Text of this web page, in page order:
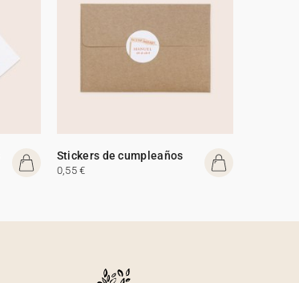
Stickers de cumpleaños
0,55 €